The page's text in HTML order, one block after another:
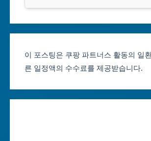
대전광역시
클룩
대구축제 일정
인천축제 일정
이 포스팅은 쿠팡 파트너스 활동의 일
른 일정액의 수수료를 제공받습니다.